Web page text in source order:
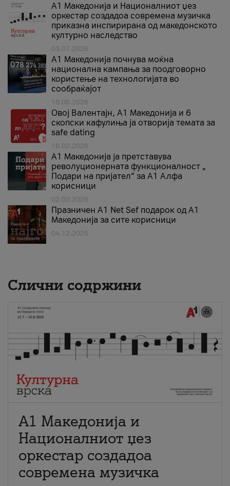
А1 Македонија и Националниот џез
оркестар создадоа современа музичка
приказна инспирирана од македонското
културно наследство
03.07.2026
A1 Македонија почнува моќна
национална кампања за поодговорно
користење на технологијата во
сообраќајот
18.05.2026
Овој Валентајн, A1 Македонија и 6
скопски кафулиња ја отворија темата за
safe dating
16.02.2026
А1 Македонија ја претставува
револуционерната функционалност „
Подари на пријател“ за А1 Алфа
корисници
02.02.2026
Празничен A1 Net Sеf подарок од А1
Македонија за сите корисници
04.12.2025
Слични содржини
А1 Македонија и
Националниот џез
оркестар создадоа
современа музичка